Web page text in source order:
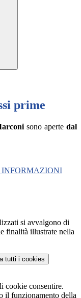
prime
sono aperte dal
INFORMAZIONI
si avvalgono di
finalità illustrate nella
tutti i cookies
cookie consentire.
il funzionamento della